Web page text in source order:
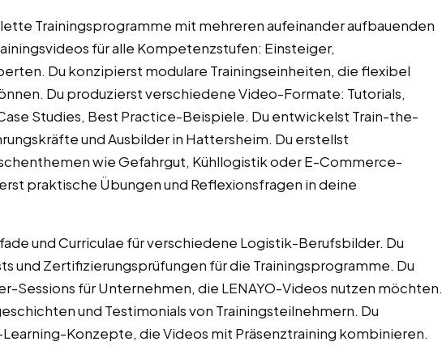
Trainingsprogramme mit mehreren aufeinander aufbauenden
für alle Kompetenzstufen: Einsteiger,
Du konzipierst modulare Trainingseinheiten, die flexibel
Du produzierst verschiedene Video-Formate: Tutorials,
Studies, Best Practice-Beispiele. Du entwickelst Train-the-
und Ausbilder in Hattersheim. Du erstellst
wie Gefahrgut, Kühllogistik oder E-Commerce-
praktische Übungen und Reflexionsfragen in deine
und Curriculae für verschiedene Logistik-Berufsbilder. Du
und Zertifizierungsprüfungen für die Trainingsprogramme. Du
Sessions für Unternehmen, die LENAYO-Videos nutzen möchten.
und Testimonials von Trainingsteilnehmern. Du
Konzepte, die Videos mit Präsenztraining kombinieren.